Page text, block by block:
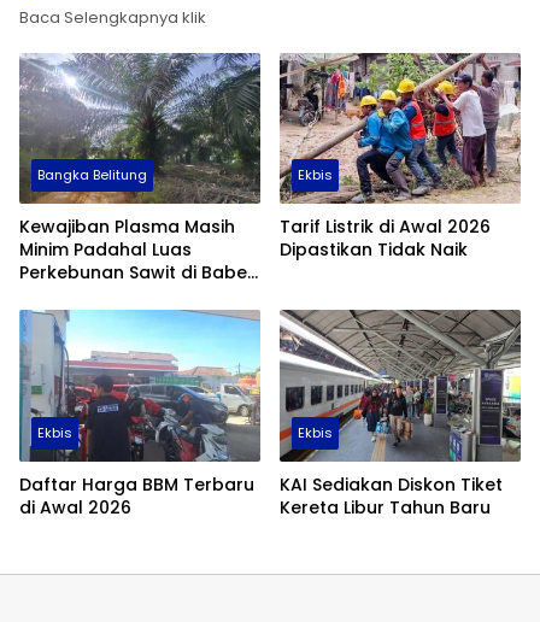
Baca Selengkapnya klik
Bangka Belitung
Kewajiban Plasma Masih
Minim Padahal Luas
Perkebunan Sawit di Babel
Ekbis
Tarif Listrik di Awal 2026
Dipastikan Tidak Naik
Ekbis
Daftar Harga BBM Terbaru
di Awal 2026
Ekbis
KAI Sediakan Diskon Tiket
Kereta Libur Tahun Baru